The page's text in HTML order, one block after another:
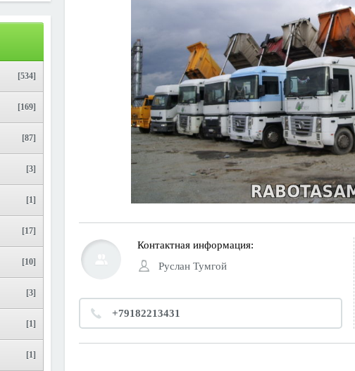
[534]
[169]
[87]
[3]
[1]
[17]
[10]
[3]
[1]
[1]
Контактная информация:
Руслан Тумгой
+79182213431